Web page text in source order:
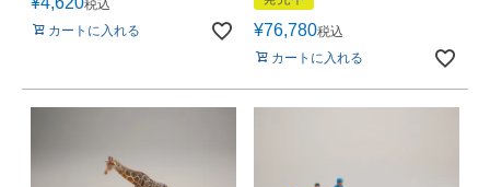
税込
カートに入れる
¥76,780税込
カートに入れる